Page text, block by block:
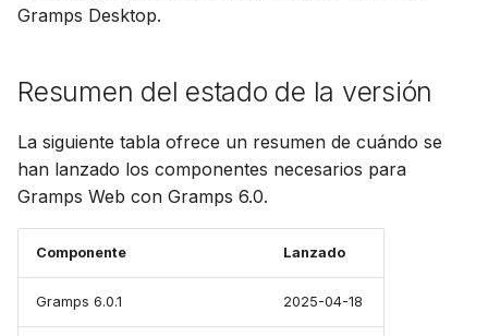
Gramps Desktop.
Resumen del estado de la versión
La siguiente tabla ofrece un resumen de cuándo se
han lanzado los componentes necesarios para
Gramps Web con Gramps 6.0.
Componente Lanzado
Gramps 6.0.1 2025-04-18